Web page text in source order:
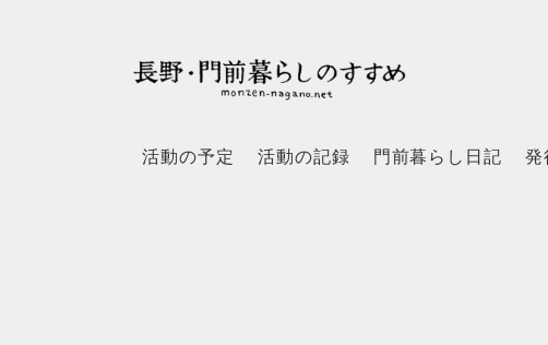
活動の予定 活動の記録 門前暮らし日記 発